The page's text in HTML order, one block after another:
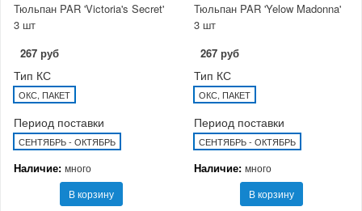
Тюльпан PAR 'Victoria's Secret'
3 шт
267 руб
Тип КС
ОКС, ПАКЕТ
Период поставки
СЕНТЯБРЬ - ОКТЯБРЬ
Наличие: много
В корзину
Тюльпан PAR 'Yelow Madonna'
3 шт
267 руб
Тип КС
ОКС, ПАКЕТ
Период поставки
СЕНТЯБРЬ - ОКТЯБРЬ
Наличие: много
В корзину